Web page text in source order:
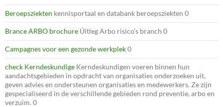
Beroepsziekten kennisportaal en databank beroepsziekten 0
Brance ARBO brochure Úitleg Arbo risico’s branch 0
Campagnes voor een gezonde werkplek0
check Kerndeskundige Kerndeskundigen voeren binnen hun
aandachtsgebieden in opdracht van organisaties onderzoeken uit,
geven advies en ondersteunen organisaties en medewerkers. Ze zijn
gespecialiseerd in de verschillende gebieden rond preventie, arbo en
verzuim. 0